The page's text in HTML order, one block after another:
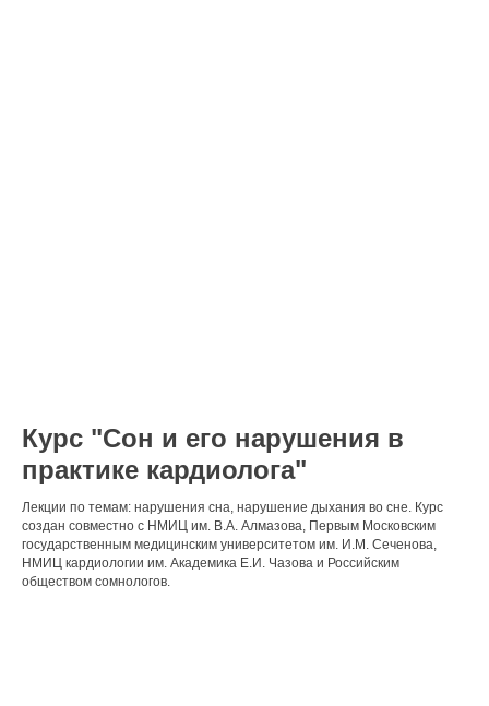
Курс "Сон и его нарушения в
практике кардиолога"
Лекции по темам: нарушения сна, нарушение дыхания во сне. Курс
создан совместно с НМИЦ им. В.А. Алмазова, Первым Московским
государственным медицинским университетом им. И.М. Сеченова,
НМИЦ кардиологии им. Академика Е.И. Чазова и Российским
обществом сомнологов.